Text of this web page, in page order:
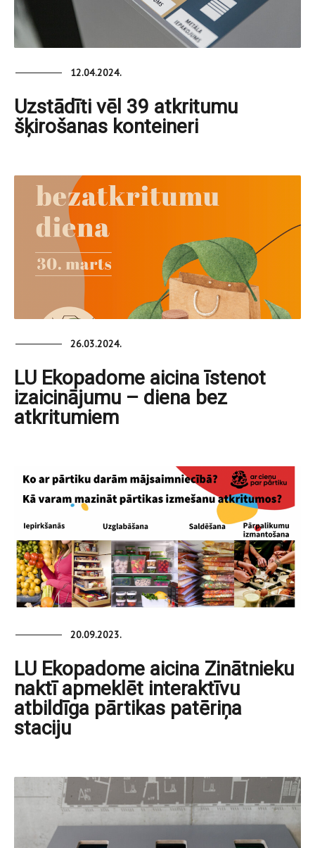
12.04.2024.
Uzstādīti vēl 39 atkritumu
šķirošanas konteineri
26.03.2024.
LU Ekopadome aicina īstenot
izaicinājumu – diena bez
atkritumiem
20.09.2023.
LU Ekopadome aicina Zinātnieku
naktī apmeklēt interaktīvu
atbildīga pārtikas patēriņa
staciju